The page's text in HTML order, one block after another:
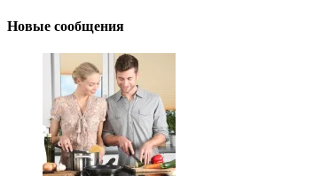
Новые сообщения